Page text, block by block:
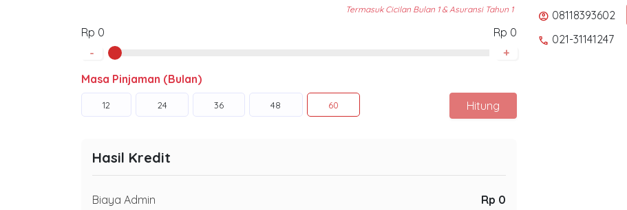
Termasuk Cicilan Bulan 1 & Asuransi Tahun 1
Rp 0
Rp 0
-
+
Masa Pinjaman (Bulan)
12 24 36 48 60 Hitung
Hasil Kredit
Biaya Admin
Rp 0
account_circle 08118393602
phone 021-31141247